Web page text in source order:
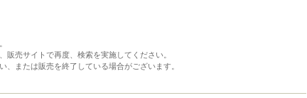
売サイトで再度、検索を実施してください。
または販売を終了している場合がございます。